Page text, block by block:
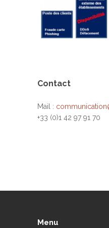
Contact
Mail :
+33 (0)1 42 97 91 70
Menu